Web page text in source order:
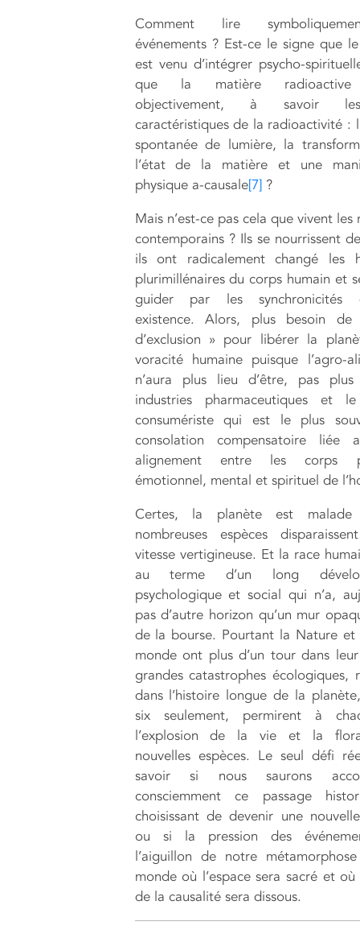
Comment lire
événements ? Est-ce le signe que
est venu d’intégrer psycho-
que la matière radioactive
objectivement, à savoir
caractéristiques de la radioactivité :
spontanée de lumière, la
l’état de la matière et une
physique a-causale[7]?
Mais n’est-ce pas cela que vivent les
contemporains ? Ils se nourrissent
ils ont radicalement changé les
plurimillénaires du corps humain et
guider par les synchronicités
existence. Alors, plus besoin de
d’exclusion » pour libérer la
voracité humaine puisque l’agro-
n’aura plus lieu d’être, pas
industries pharmaceutiques et
consumériste qui est le plus
consolation compensatoire liée
alignement entre les corps
émotionnel, mental et spirituel de
Certes, la planète est
nombreuses espèces
vitesse vertigineuse. Et la race
au terme d’un long
psychologique et social qui n’a,
pas d’autre horizon qu’un mur
de la bourse. Pourtant la Nature et
monde ont plus d’un tour dans
grandes catastrophes écologiques,
dans l’histoire longue de la
six seulement, permirent à
l’explosion de la vie et la
nouvelles espèces. Le seul défi
savoir si nous saurons
consciemment ce passage
choisissant de devenir une
ou si la pression des
l’aiguillon de notre
monde où l’espace sera sacré et
de la causalité sera dissous.